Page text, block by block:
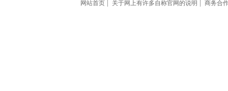
网站首页 关于网上有许多自称官网的说明 商务合